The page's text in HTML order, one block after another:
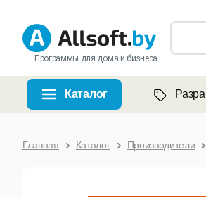
Программы для дома и бизнеса
Каталог
Главная Каталог Производители